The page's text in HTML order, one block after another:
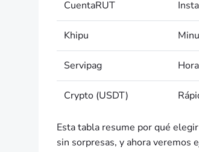
CuentaRUT
Khipu
Servipag
Crypto (USDT)
Esta tabla resume por qué
sin sorpresas, y ahora veremos